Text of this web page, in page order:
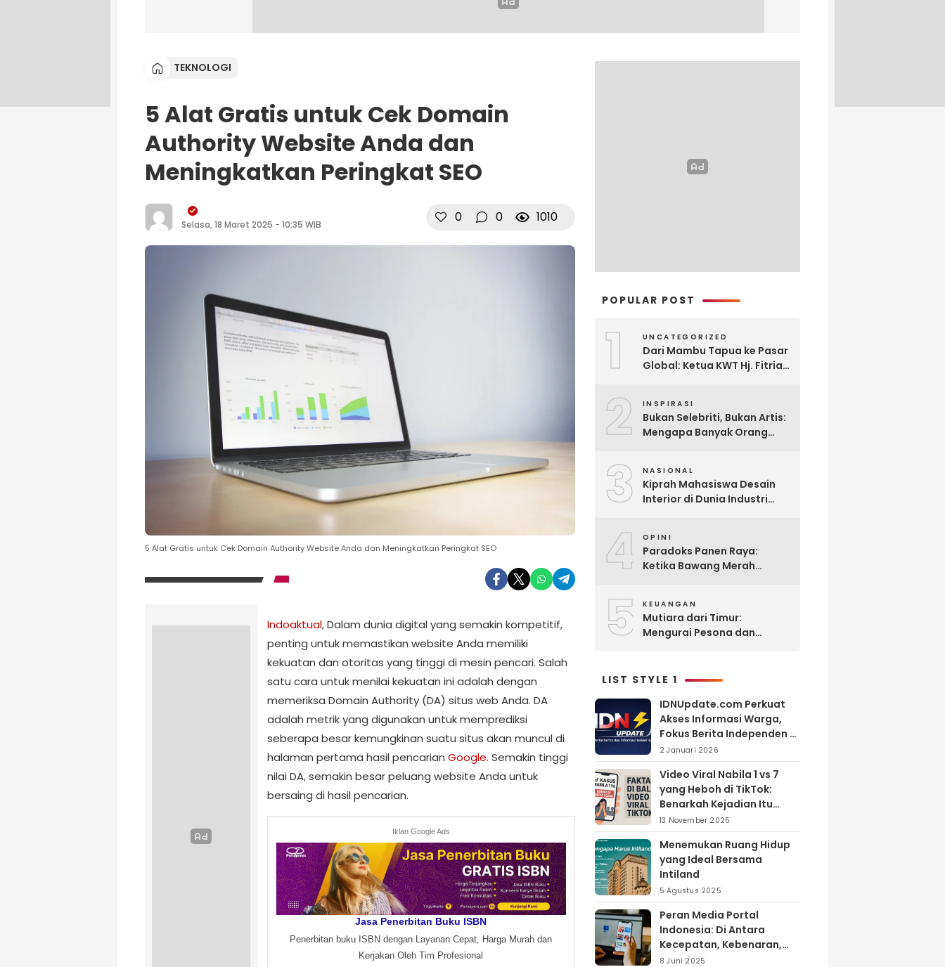
TEKNOLOGI
5 Alat Gratis untuk Cek Domain
Authority Website Anda dan
Meningkatkan Peringkat SEO
Selasa, 18 Maret 2025 - 10:35 WIB 0 0 1010
5 Alat Gratis untuk Cek Domain Authority Website Anda dan Meningkatkan Peringkat SEO
Indoaktual, Dalam dunia digital yang semakin kompetitif,
penting untuk memastikan website Anda memiliki
kekuatan dan otoritas yang tinggi di mesin pencari. Salah
satu cara untuk menilai kekuatan ini adalah dengan
memeriksa Domain Authority (DA) situs web Anda. DA
adalah metrik yang digunakan untuk memprediksi
seberapa besar kemungkinan suatu situs akan muncul di
halaman pertama hasil pencarian Google. Semakin tinggi
nilai DA, semakin besar peluang website Anda untuk
bersaing di hasil pencarian.
Iklan Google Ads
Jasa Penerbitan Buku ISBN
Penerbitan buku ISBN dengan Layanan Cepat, Harga Murah dan
Kerjakan Oleh Tim Profesional
POPULAR POST
1 UNCATEGORIZED
Dari Mambu Tapua ke Pasar
Global: Ketua KWT Hj. Fitria
Negeri
2 INSPIRASI
Bukan Selebriti, Bukan Artis:
Mengapa Banyak Orang
3 NASIONAL
Kiprah Mahasiswa Desain
Interior di Dunia Industri
4 OPINI
Paradoks Panen Raya:
Ketika Bawang Merah
5 KEUANGAN
Mutiara dari Timur:
Mengurai Pesona dan
LIST STYLE 1
IDNUpdate.com Perkuat
Akses Informasi Warga,
Fokus Berita Independen di
Kabupaten Banyuasin
2 Januari 2026
Video Viral Nabila 1 vs 7
yang Heboh di TikTok:
Benarkah Kejadian Itu
Nyata?
13 November 2025
Menemukan Ruang Hidup
yang Ideal Bersama
Intiland
5 Agustus 2025
Peran Media Portal
Indonesia: Di Antara
Kecepatan, Kebenaran,
dan Tanggung Jawab
8 Juni 2025